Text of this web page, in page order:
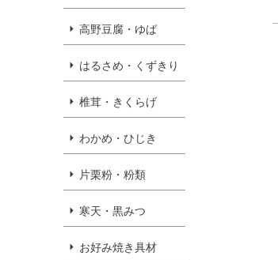
高野豆腐・ゆば
はるさめ・くずきり
椎茸・きくらげ
わかめ・ひじき
片栗粉・粉類
寒天・黒みつ
お好み焼き具材